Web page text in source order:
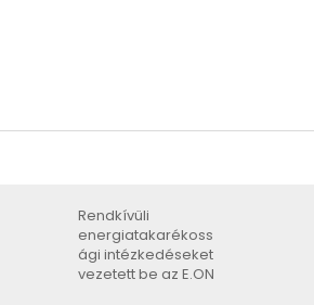
Rendkívüli
energiatakarékoss
ági intézkedéseket
vezetett be az E.ON